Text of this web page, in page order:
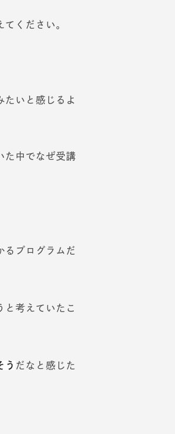
ください。
たいと感じるよ
た中でなぜ受講
るプログラムだ
と考えていたこ
う だなと感じた